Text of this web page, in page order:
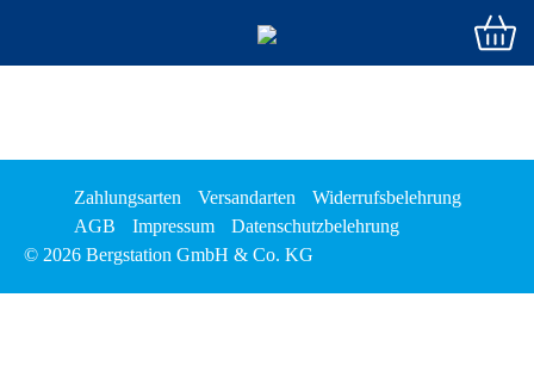
Zahlungsarten Versandarten
Widerrufsbelehrung
AGB
Impressum
Datenschutzbelehrung
© 2026 Bergstation GmbH & Co. KG